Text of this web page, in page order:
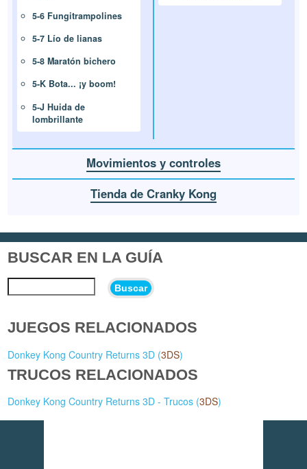
5-6 Fungitrampolines
5-7 Lío de lianas
5-8 Maratón bichero
5-K Bota... ¡y boom!
5-J Huida de
lombrillante
Movimientos y controles
Tienda de Cranky Kong
BUSCAR EN LA GUÍA
Buscar
JUEGOS RELACIONADOS
Donkey Kong Country Returns 3D (3DS)
TRUCOS RELACIONADOS
Donkey Kong Country Returns 3D - Trucos (3DS)